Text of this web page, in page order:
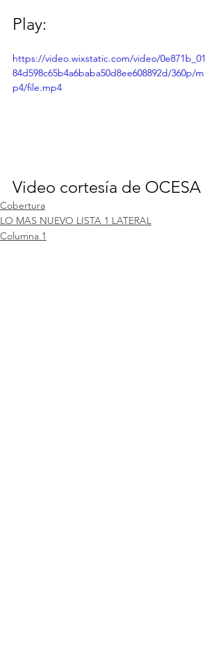
Play:
https://video.wixstatic.com/video/0e871b_01
84d598c65b4a6baba50d8ee608892d/360p/m
p4/file.mp4
Video cortesía de OCESA
Cobertura
LO MAS NUEVO LISTA 1 LATERAL
Columna 1